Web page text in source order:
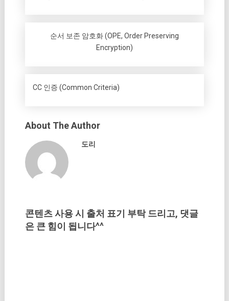
순서 보존 암호화 (OPE, Order Preserving
Encryption)
CC 인증 (Common Criteria)
About The Author
도리
콘텐츠 사용 시 출처 표기 부탁 드리고, 댓글
은 큰 힘이 됩니다^^